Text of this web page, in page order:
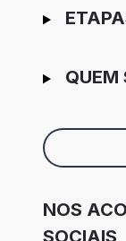
QUEM
NOS